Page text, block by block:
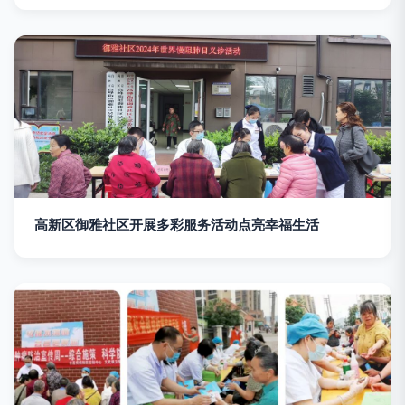
高新区御雅社区开展多彩服务活动点亮幸福生活